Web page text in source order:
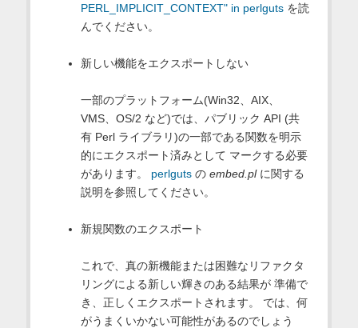
PERL_IMPLICIT_CONTEXT" in perlgutsを読
んでください。
新しい機能をエクスポートしない
一部のプラットフォーム(Win32、AIX、
VMS、OS/2 など)では、パブリック API (共
有 Perl ライブラリ)の一部である関数を明示
的にエクスポート済みとして マークする必要
があります。 perlgutsの embed.plに関する
説明を参照してください。
新規関数のエクスポート
これで、真の新機能または困難なリファクタ
リングによる新しい輝きのある結果が 準備で
き、正しくエクスポートされます。 では、何
がうまくいかない可能性があるのでしょう